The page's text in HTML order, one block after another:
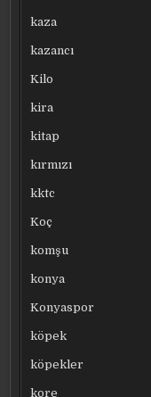
kaza
kazancı
Kilo
kira
kitap
kırmızı
kktc
Koç
komşu
konya
Konyaspor
köpek
köpekler
kore